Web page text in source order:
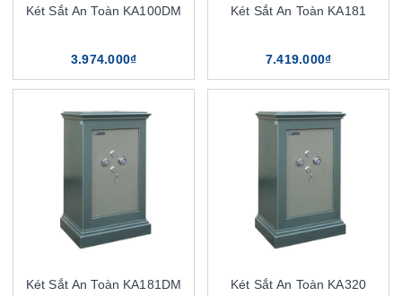
Két Sắt An Toàn KA100DM
3.974.000₫
Két Sắt An Toàn KA181
7.419.000₫
Két Sắt An Toàn KA181DM Két Sắt An Toàn KA320